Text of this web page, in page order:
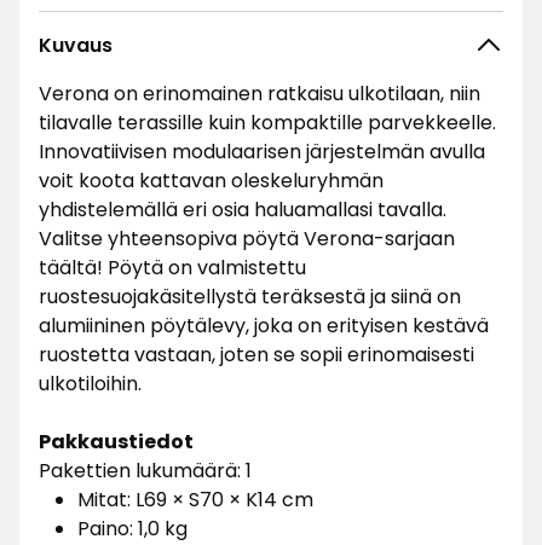
Kuvaus
Verona on erinomainen ratkaisu ulkotilaan, niin
tilavalle terassille kuin kompaktille parvekkeelle.
Innovatiivisen modulaarisen järjestelmän avulla
voit koota kattavan oleskeluryhmän
yhdistelemällä eri osia haluamallasi tavalla.
Valitse yhteensopiva pöytä Verona-sarjaan
täältä! Pöytä on valmistettu
ruostesuojakäsitellystä teräksestä ja siinä on
alumiininen pöytälevy, joka on erityisen kestävä
ruostetta vastaan, joten se sopii erinomaisesti
ulkotiloihin.
Pakkaustiedot
Pakettien lukumäärä: 1
Mitat: L69 × S70 × K14 cm
Paino: 1,0 kg